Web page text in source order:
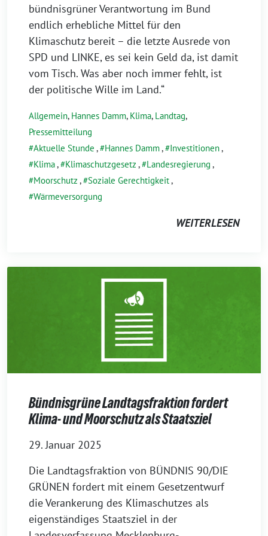
bündnisgrüner Verantwortung im Bund
endlich erhebliche Mittel für den
Klimaschutz bereit – die letzte Ausrede von
SPD und LINKE, es sei kein Geld da, ist damit
vom Tisch. Was aber noch immer fehlt, ist
der politische Wille im Land.“
Allgemein, Hannes Damm, Klima, Landtag,
Pressemitteilung
Aktuelle Stunde , Hannes Damm, Investitionen,
Klima, Klimaschutzgesetz , Landesregierung ,
Moorschutz , Soziale Gerechtigkeit,
Wärmeversorgung
WEITERLESEN
Bündnisgrüne Landtagsfraktion fordert
Klima- und Moorschutz als Staatsziel
29. Januar 2025
Die Landtagsfraktion von BÜNDNIS 90/DIE
GRÜNEN fordert mit einem Gesetzentwurf
die Verankerung des Klimaschutzes als
eigenständiges Staatsziel in der